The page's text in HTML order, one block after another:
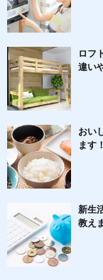
ロフ
違い
おい
ます！
新生
教え